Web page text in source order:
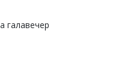
галавечер